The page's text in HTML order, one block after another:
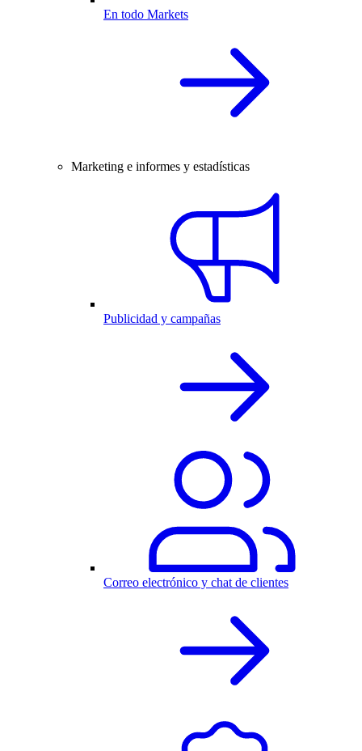
En todo Markets
Marketing e informes y estadísticas
Publicidad y campañas
Correo electrónico y chat de clientes